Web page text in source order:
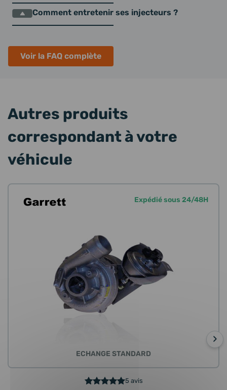
Comment entretenir ses injecteurs ?
Voir la FAQ complète
Autres produits
correspondant à votre
véhicule
›
Expédié sous 24/48H
ECHANGE STANDARD
5 avis